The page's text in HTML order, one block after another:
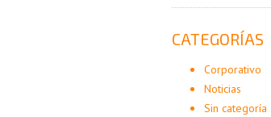
CATEGORÍAS
Corporativo
Noticias
Sin categoría